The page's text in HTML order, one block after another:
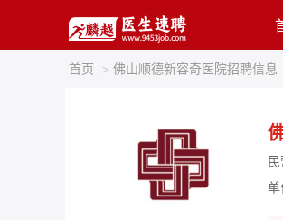
首页 > 佛山顺德新容奇医院招聘信息
单